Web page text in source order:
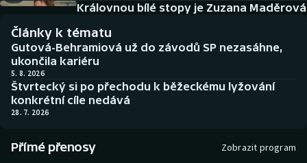
Biatlon
Boby a skeleton
Curling
Aplikace ČT sport
AZ kvíz
Královnou bílé stopy je Zuzana Maděrová
Články k tématu
Gutová-Behramiová už do závodů SP nezasáhne,
ukončila kariéru
5. 8. 2026
Štvrtecký si po přechodu k běžeckému lyžování
konkrétní cíle nedává
28. 7. 2026
Přímé přenosy Zobrazit program